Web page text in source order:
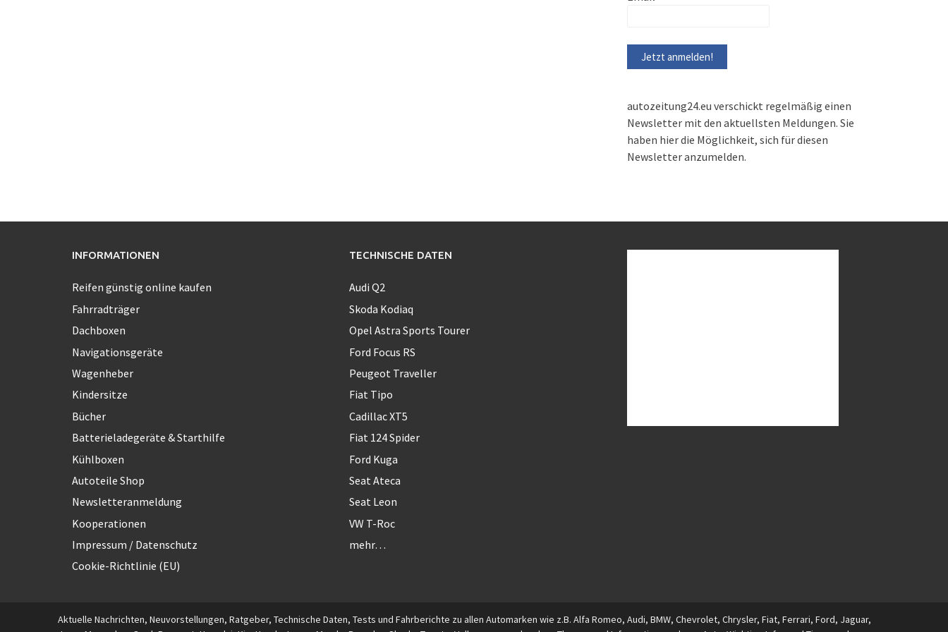
autozeitung24.eu verschickt regelmäßig einen
Newsletter mit den aktuellsten Meldungen. Sie
haben hier die Möglichkeit, sich für diesen
Newsletter anzumelden.
INFORMATIONEN
Reifen günstig online kaufen
Fahrradträger
Dachboxen
Navigationsgeräte
Wagenheber
Kindersitze
Bücher
Batterieladegeräte & Starthilfe
Kühlboxen
Autoteile Shop
Newsletteranmeldung
Kooperationen
Impressum / Datenschutz
Cookie-Richtlinie (EU)
TECHNISCHE DATEN
Audi Q2
Skoda Kodiaq
Opel Astra Sports Tourer
Ford Focus RS
Peugeot Traveller
Fiat Tipo
Cadillac XT5
Fiat 124 Spider
Ford Kuga
Seat Ateca
Seat Leon
VW T-Roc
mehr…
Aktuelle Nachrichten, Neuvorstellungen, Ratgeber, Technische Daten, Tests und Fahrberichte zu allen Automarken wie z.B. Alfa Romeo, Audi, BMW, Chevrolet, Chrysler, Fiat, Ferrari, Ford, Jaguar,